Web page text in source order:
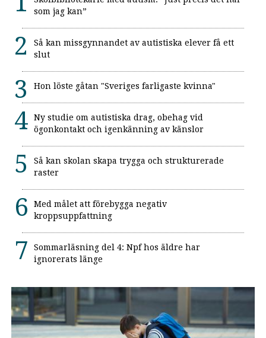
som jag kan”
Så kan missgynnandet av autistiska elever få ett
slut
Hon löste gåtan "Sveriges farligaste kvinna"
Ny studie om autistiska drag, obehag vid
ögonkontakt och igenkänning av känslor
Så kan skolan skapa trygga och strukturerade
raster
Med målet att förebygga negativ
kroppsuppfattning
Sommarläsning del 4: Npf hos äldre har
ignorerats länge